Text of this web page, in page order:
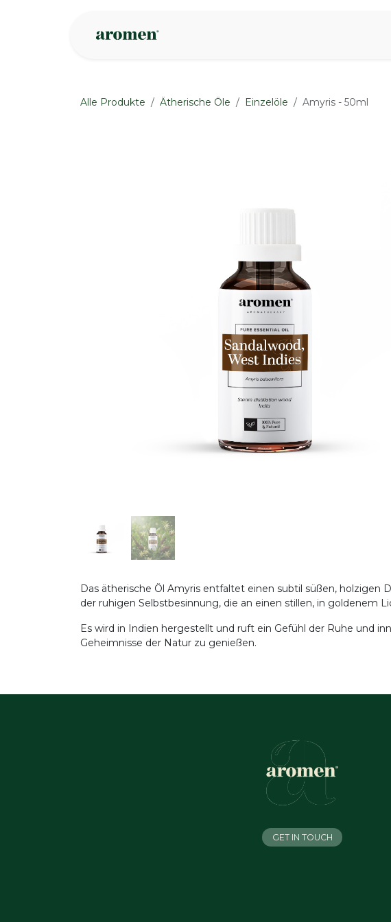
Alle Produkte Ätherische Öle Einzelöle Amyris - 50ml
Das ätherische Öl Amyris entfaltet einen subtil süßen,
der ruhigen Selbstbesinnung, die an einen stillen, in goldenem
Es wird in Indien hergestellt und ruft ein Gefühl der Ruhe und
Geheimnisse der Natur zu genießen.
GET IN TOUCH